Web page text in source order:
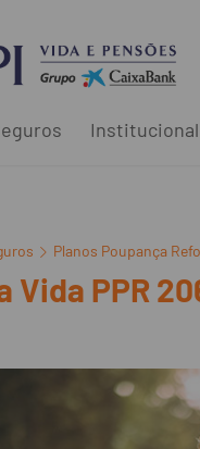
Institucional
Planos Poupança
Vida PPR